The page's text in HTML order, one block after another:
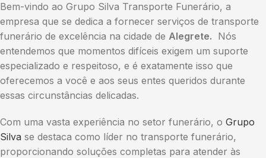
Bem-vindo ao Grupo Silva Transporte Funerário, a
empresa que se dedica a fornecer serviços de transporte
funerário de excelência na cidade de Alegrete. Nós
entendemos que momentos difíceis exigem um suporte
especializado e respeitoso, e é exatamente isso que
oferecemos a você e aos seus entes queridos durante
essas circunstâncias delicadas.
Com uma vasta experiência no setor funerário, o Grupo
Silva se destaca como líder no transporte funerário,
proporcionando soluções completas para atender às